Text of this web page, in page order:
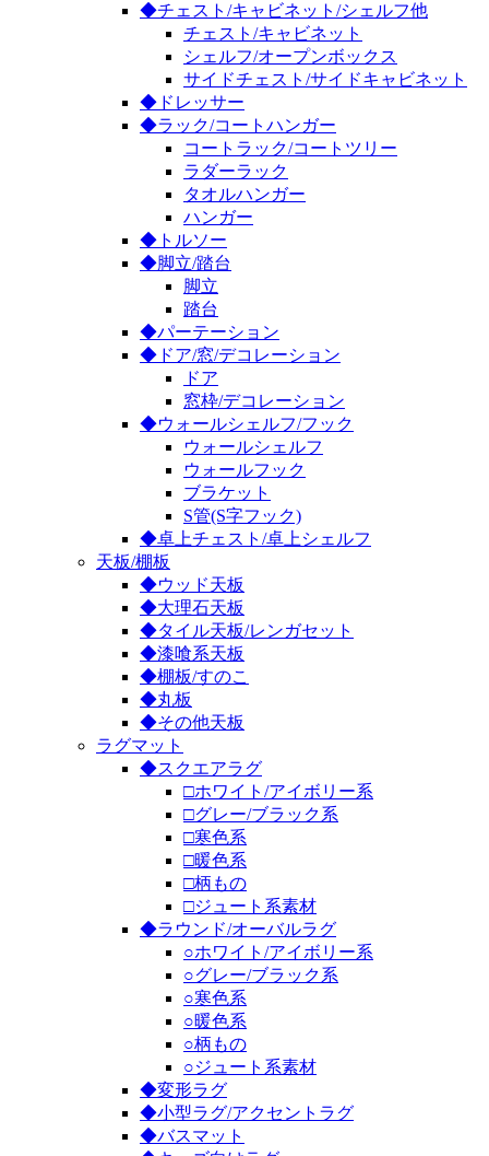
◆チェスト/キャビネット/シェルフ他
チェスト/キャビネット
シェルフ/オープンボックス
サイドチェスト/サイドキャビネット
◆ドレッサー
◆ラック/コートハンガー
コートラック/コートツリー
ラダーラック
タオルハンガー
ハンガー
◆トルソー
◆脚立/踏台
脚立
踏台
◆パーテーション
◆ドア/窓/デコレーション
ドア
窓枠/デコレーション
◆ウォールシェルフ/フック
ウォールシェルフ
ウォールフック
ブラケット
S管(S字フック)
◆卓上チェスト/卓上シェルフ
天板/棚板
◆ウッド天板
◆大理石天板
◆タイル天板/レンガセット
◆漆喰系天板
◆棚板/すのこ
◆丸板
◆その他天板
ラグマット
◆スクエアラグ
□ホワイト/アイボリー系
□グレー/ブラック系
□寒色系
□暖色系
□柄もの
□ジュート系素材
◆ラウンド/オーバルラグ
○ホワイト/アイボリー系
○グレー/ブラック系
○寒色系
○暖色系
○柄もの
○ジュート系素材
◆変形ラグ
◆小型ラグ/アクセントラグ
◆バスマット